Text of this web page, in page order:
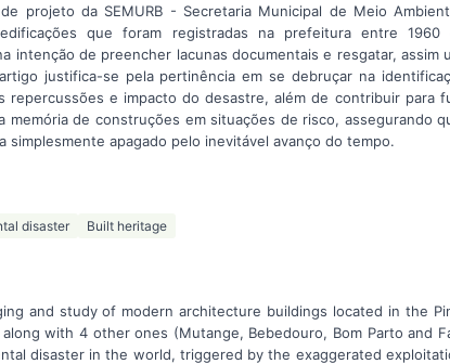
projeto da SEMURB - Secretaria Municipal de Meio
que foram registradas na prefeitura entre
intenção de preencher lacunas documentais e resgatar, assim
justifica-se pela pertinência em se debruçar na
repercussões e impacto do desastre, além de contribuir para
memória de construções em situações de risco, assegurando
simplesmente apagado pelo inevitável avanço do tempo.
disaster Built heritage
and study of modern architecture buildings located in the
with 4 other ones (Mutange, Bebedouro, Bom Parto and
disaster in the world, triggered by the exaggerated